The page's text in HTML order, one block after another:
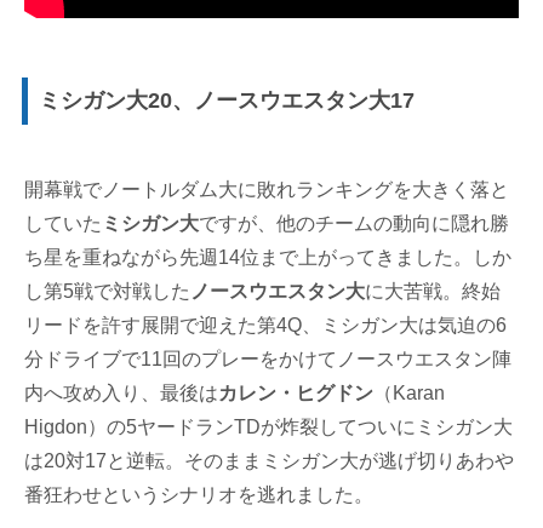
ミシガン大20、ノースウエスタン大17
開幕戦でノートルダム大に敗れランキングを大きく落と
していた ミシガン大ですが、他のチームの動向に隠れ勝
ち星を重ねながら先週14位まで上がってきました。しか
し第5戦で対戦した ノースウエスタン大に大苦戦。終始
リードを許す展開で迎えた第4Q、ミシガン大は気迫の6
分ドライブで11回のプレーをかけてノースウエスタン陣
内へ攻め入り、最後はカレン・ヒグドン （Karan
Higdon）の5ヤードランTDが炸裂してついにミシガン大
は20対17と逆転。そのままミシガン大が逃げ切りあわや
番狂わせというシナリオを逃れました。